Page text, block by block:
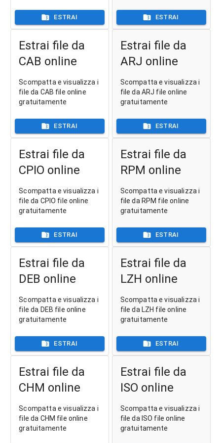
ESTRAI ESTRAI
Estrai file da
CAB online
Scompatta e visualizza i
file da CAB file online
gratuitamente
ESTRAI
Estrai file da
ARJ online
Scompatta e visualizza i
file da ARJ file online
gratuitamente
ESTRAI
Estrai file da
CPIO online
Scompatta e visualizza i
file da CPIO file online
gratuitamente
ESTRAI
Estrai file da
RPM online
Scompatta e visualizza i
file da RPM file online
gratuitamente
ESTRAI
Estrai file da
DEB online
Scompatta e visualizza i
file da DEB file online
gratuitamente
ESTRAI
Estrai file da
LZH online
Scompatta e visualizza i
file da LZH file online
gratuitamente
ESTRAI
Estrai file da
CHM online
Scompatta e visualizza i
file da CHM file online
gratuitamente
Estrai file da
ISO online
Scompatta e visualizza i
file da ISO file online
gratuitamente